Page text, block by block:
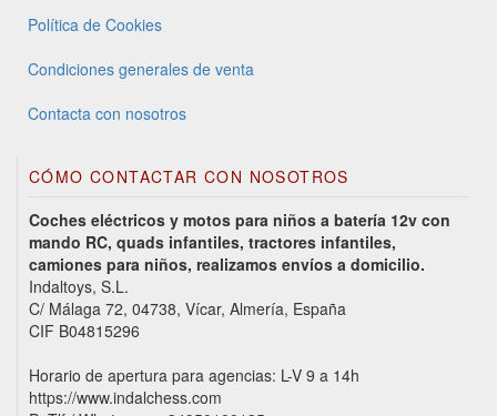
Política de Cookies
Condiciones generales de venta
Contacta con nosotros
CÓMO CONTACTAR CON NOSOTROS
Coches eléctricos y motos para niños a batería 12v con
mando RC, quads infantiles, tractores infantiles,
camiones para niños, realizamos envíos a domicilio.
Indaltoys, S.L.
C/ Málaga 72, 04738, Vícar, Almería, España
CIF B04815296
Horario de apertura para agencias: L-V 9 a 14h
https://www.indalchess.com